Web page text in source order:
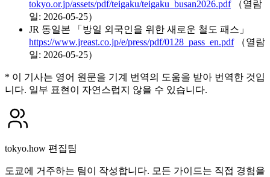
tokyo.or.jp/assets/pdf/teigaku/teigaku_busan2026.pdf（열람
일: 2026-05-25）
JR 동일본 「방일 외국인을 위한 새로운 철도 패스」
https://www.jreast.co.jp/e/press/pdf/0128_pass_en.pdf（열람
일: 2026-05-25）
* 이 기사는 영어 원문을 기계 번역의 도움을 받아 번역한 것입
니다. 일부 표현이 자연스럽지 않을 수 있습니다.
tokyo.how 편집팀
도쿄에 거주하는 팀이 작성합니다. 모든 가이드는 직접 경험을